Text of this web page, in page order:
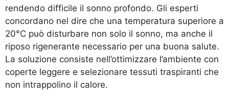
rendendo difficile il sonno profondo. Gli esperti
concordano nel dire che una temperatura superiore a
20°C può disturbare non solo il sonno, ma anche il
riposo rigenerante necessario per una buona salute.
La soluzione consiste nell’ottimizzare l’ambiente con
coperte leggere e selezionare tessuti traspiranti che
non intrappolino il calore.